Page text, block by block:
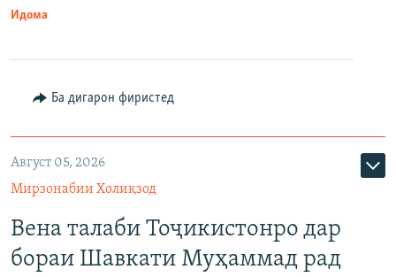
Идома
Ба дигарон фиристед
Август 05, 2026
Мирзонабии Холиқзод
Вена талаби Тоҷикистонро дар
бораи Шавкати Муҳаммад рад